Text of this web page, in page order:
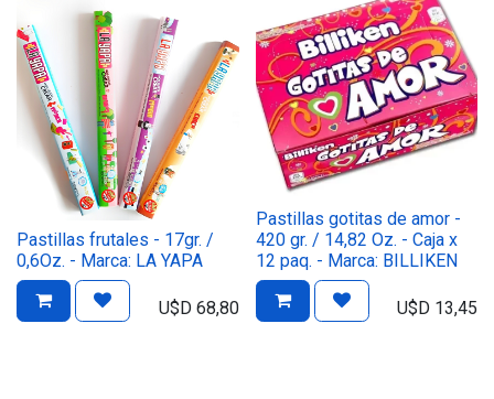
Pastillas frutales - 17gr. /
0,6Oz. - Marca: LA YAPA
U$D 68,80
Pastillas gotitas de amor -
420 gr. / 14,82 Oz. - Caja x
12 paq. - Marca: BILLIKEN
U$D 13,45